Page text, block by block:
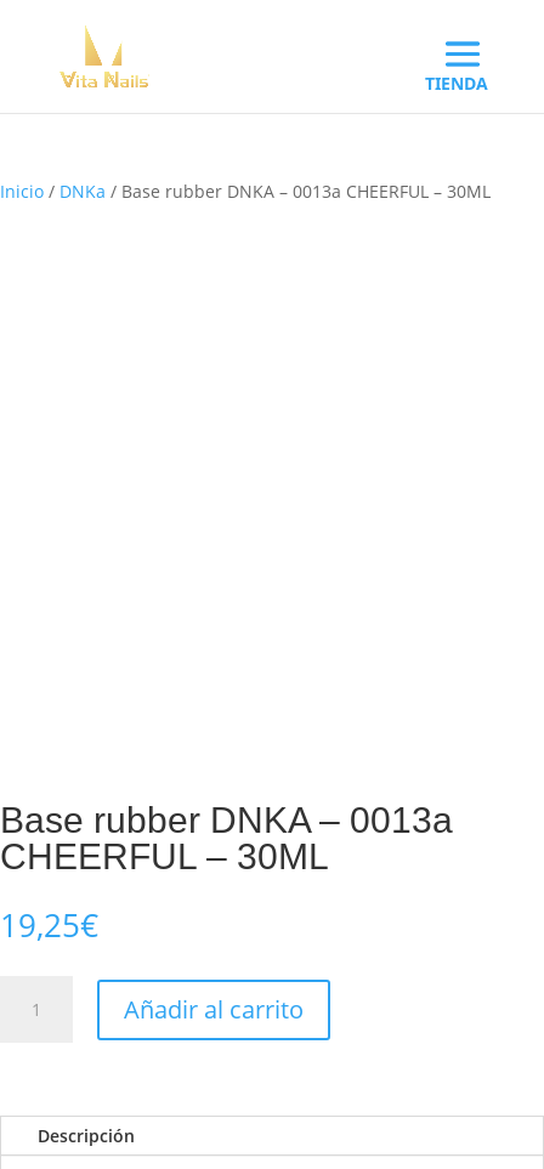
Inicio / DNKa / Base rubber DNKA – 0013a CHEERFUL – 30ML
Base rubber DNKA – 0013a
CHEERFUL – 30ML
19,25€
rubber
CHEERFUL
-
Añadir al carrito
Descripción